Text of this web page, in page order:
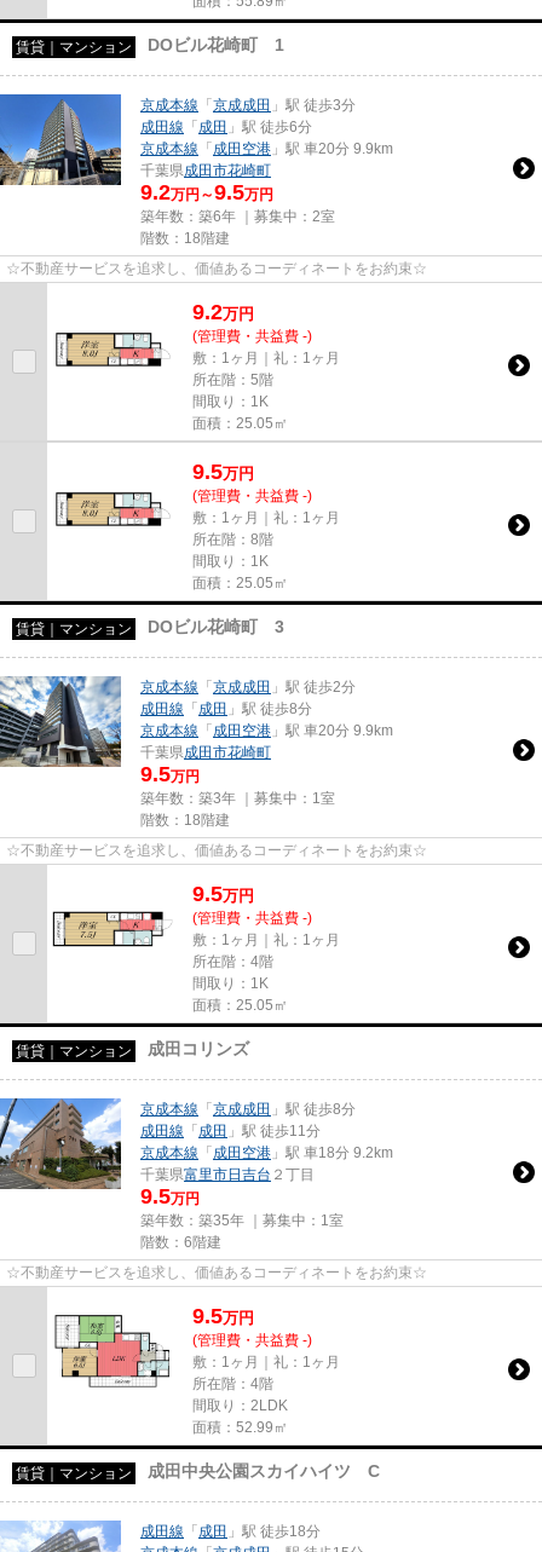
賃貸｜マンション DOビル花崎町 1
京成本線 「京成成田 」駅 徒歩3分
成田線 「成田 」駅 徒歩6分
京成本線 「成田空港 」駅 車20分 9.9km
千葉県成田市花崎町
9.2万円～9.5万円
築年数：築6年 ｜募集中： 2室
階数：18階建
☆不動産サービスを追求し、価値あるコーディネートをお約束☆
9.2万円
(管理費・共益費 -)
敷：1ヶ月｜礼：1ヶ月
所在階：5階
間取り：1K
面積：25.05㎡
9.5万円
(管理費・共益費 -)
敷：1ヶ月｜礼：1ヶ月
所在階：8階
間取り：1K
面積：25.05㎡
賃貸｜マンション DOビル花崎町 3
京成本線 「京成成田 」駅 徒歩2分
成田線 「成田 」駅 徒歩8分
京成本線 「成田空港 」駅 車20分 9.9km
千葉県成田市花崎町
9.5万円
築年数：築3年 ｜募集中： 1室
階数：18階建
☆不動産サービスを追求し、価値あるコーディネートをお約束☆
9.5万円
(管理費・共益費 -)
敷：1ヶ月｜礼：1ヶ月
所在階：4階
間取り：1K
面積：25.05㎡
賃貸｜マンション 成田コリンズ
京成本線 「京成成田 」駅 徒歩8分
成田線 「成田 」駅 徒歩11分
京成本線 「成田空港 」駅 車18分 9.2km
千葉県富里市日吉台 ２丁目
9.5万円
築年数：築35年 ｜募集中： 1室
階数：6階建
☆不動産サービスを追求し、価値あるコーディネートをお約束☆
9.5万円
(管理費・共益費 -)
敷：1ヶ月｜礼：1ヶ月
所在階：4階
間取り：2LDK
面積：52.99㎡
賃貸｜マンション 成田中央公園スカイハイツ C
成田線 「成田 」駅 徒歩18分